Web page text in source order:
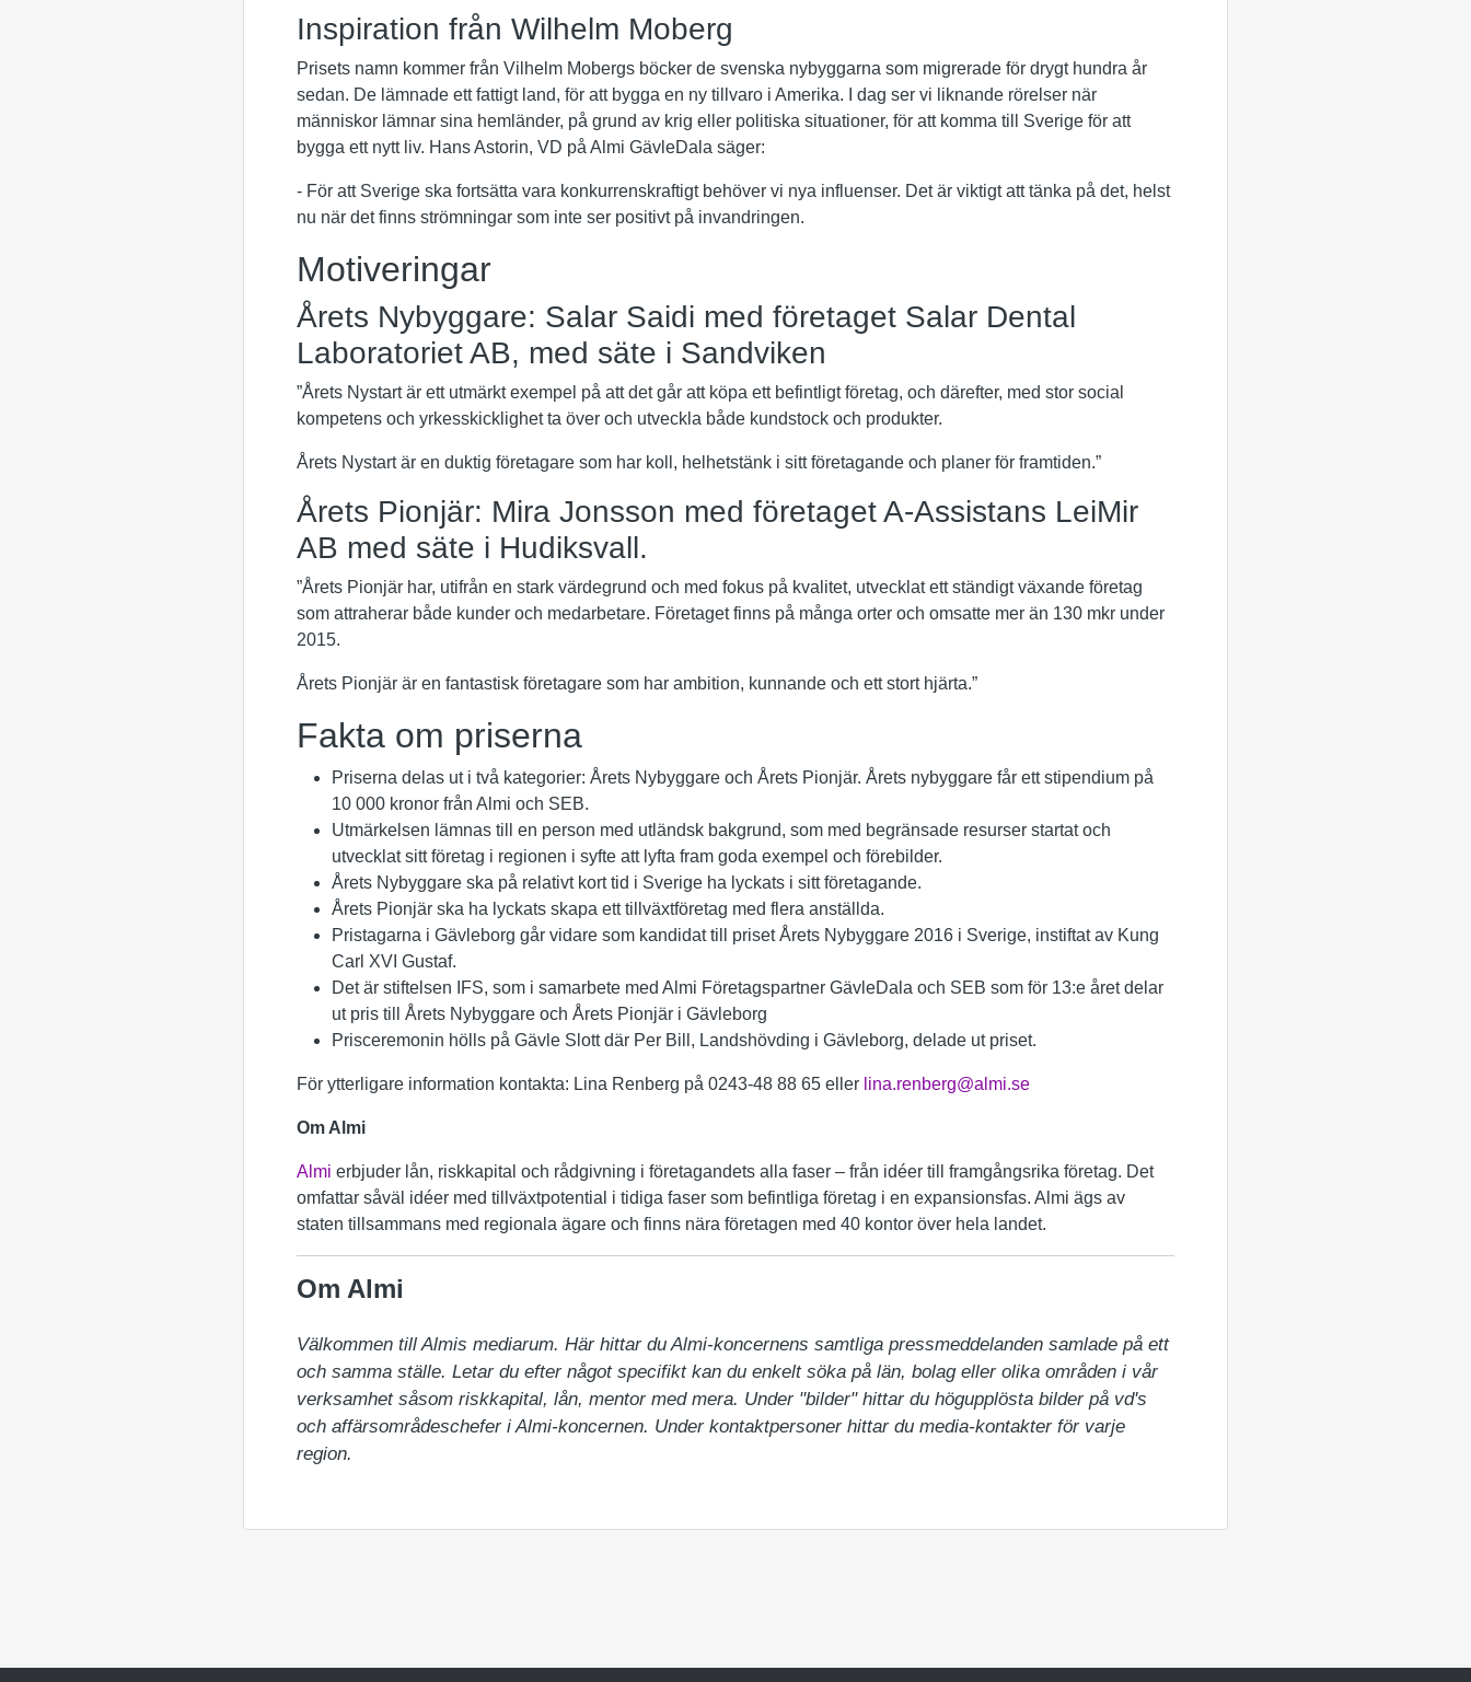
Inspiration från Wilhelm Moberg
Prisets namn kommer från Vilhelm Mobergs böcker de svenska nybyggarna som migrerade för drygt hundra år
sedan. De lämnade ett fattigt land, för att bygga en ny tillvaro i Amerika. I dag ser vi liknande rörelser när
människor lämnar sina hemländer, på grund av krig eller politiska situationer, för att komma till Sverige för att
bygga ett nytt liv. Hans Astorin, VD på Almi GävleDala säger:
- För att Sverige ska fortsätta vara konkurrenskraftigt behöver vi nya influenser. Det är viktigt att tänka på det, helst
nu när det finns strömningar som inte ser positivt på invandringen.
Motiveringar
Årets Nybyggare: Salar Saidi med företaget Salar Dental
Laboratoriet AB, med säte i Sandviken
”Årets Nystart är ett utmärkt exempel på att det går att köpa ett befintligt företag, och därefter, med stor social
kompetens och yrkesskicklighet ta över och utveckla både kundstock och produkter.
Årets Nystart är en duktig företagare som har koll, helhetstänk i sitt företagande och planer för framtiden.”
Årets Pionjär: Mira Jonsson med företaget A-Assistans LeiMir
AB med säte i Hudiksvall.
”Årets Pionjär har, utifrån en stark värdegrund och med fokus på kvalitet, utvecklat ett ständigt växande företag
som attraherar både kunder och medarbetare. Företaget finns på många orter och omsatte mer än 130 mkr under
2015.
Årets Pionjär är en fantastisk företagare som har ambition, kunnande och ett stort hjärta.”
Fakta om priserna
Priserna delas ut i två kategorier: Årets Nybyggare och Årets Pionjär. Årets nybyggare får ett stipendium på
10 000 kronor från Almi och SEB.
Utmärkelsen lämnas till en person med utländsk bakgrund, som med begränsade resurser startat och
utvecklat sitt företag i regionen i syfte att lyfta fram goda exempel och förebilder.
Årets Nybyggare ska på relativt kort tid i Sverige ha lyckats i sitt företagande.
Årets Pionjär ska ha lyckats skapa ett tillväxtföretag med flera anställda.
Pristagarna i Gävleborg går vidare som kandidat till priset Årets Nybyggare 2016 i Sverige, instiftat av Kung
Carl XVI Gustaf.
Det är stiftelsen IFS, som i samarbete med Almi Företagspartner GävleDala och SEB som för 13:e året delar
ut pris till Årets Nybyggare och Årets Pionjär i Gävleborg
Prisceremonin hölls på Gävle Slott där Per Bill, Landshövding i Gävleborg, delade ut priset.
För ytterligare information kontakta: Lina Renberg på 0243-48 88 65 eller lina.renberg@almi.se
Om Almi
Almi erbjuder lån, riskkapital och rådgivning i företagandets alla faser – från idéer till framgångsrika företag. Det
omfattar såväl idéer med tillväxtpotential i tidiga faser som befintliga företag i en expansionsfas. Almi ägs av
staten tillsammans med regionala ägare och finns nära företagen med 40 kontor över hela landet.
Om Almi
Välkommen till Almis mediarum. Här hittar du Almi-koncernens samtliga pressmeddelanden samlade på ett
och samma ställe. Letar du efter något specifikt kan du enkelt söka på län, bolag eller olika områden i vår
verksamhet såsom riskkapital, lån, mentor med mera. Under "bilder" hittar du högupplösta bilder på vd's
och affärsområdeschefer i Almi-koncernen. Under kontaktpersoner hittar du media-kontakter för varje
region.